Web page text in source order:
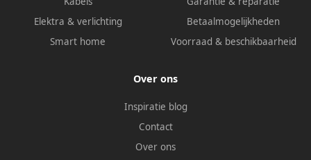
Elektra & verlichting
Smart home
Betaalmogelijkheden
Voorraad & beschikbaarheid
Over ons
Inspiratie blog
Contact
Over ons